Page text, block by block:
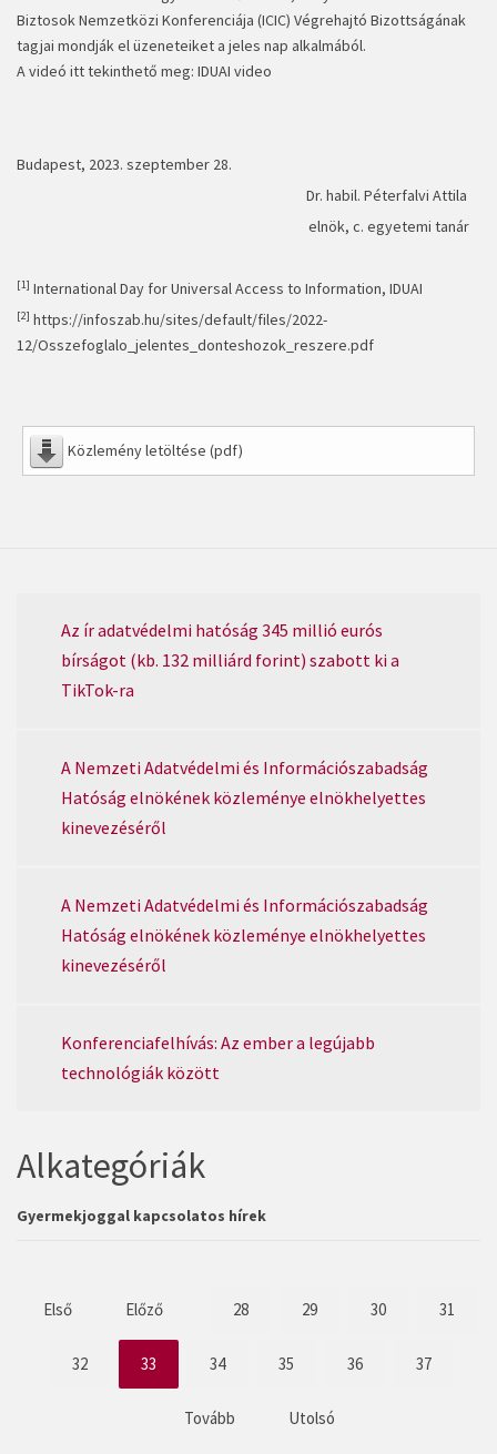
Biztosok Nemzetközi Konferenciája (ICIC) Végrehajtó Bizottságának
tagjai mondják el üzeneteiket a jeles nap alkalmából.
A videó itt tekinthető meg: IDUAI video
Budapest, 2023. szeptember 28.
Dr. habil. Péterfalvi Attila
elnök, c. egyetemi tanár
[1] International Day for Universal Access to Information, IDUAI
[2] https://infoszab.hu/sites/default/files/2022-
12/Osszefoglalo_jelentes_donteshozok_reszere.pdf
Közlemény letöltése (pdf)
Az ír adatvédelmi hatóság 345 millió eurós
bírságot (kb. 132 milliárd forint) szabott ki a
TikTok-ra
A Nemzeti Adatvédelmi és Információszabadság
Hatóság elnökének közleménye elnökhelyettes
kinevezéséről
A Nemzeti Adatvédelmi és Információszabadság
Hatóság elnökének közleménye elnökhelyettes
kinevezéséről
Konferenciafelhívás: Az ember a legújabb
technológiák között
Alkategóriák
Gyermekjoggal kapcsolatos hírek
Első Előző 28 29 30 31
32 33 34 35 36 37
Tovább Utolsó